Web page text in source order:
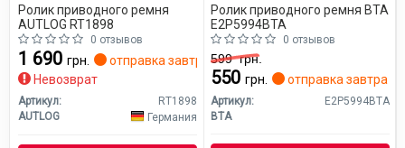
Ролик приводного ремня
AUTLOG RT1898
0 отзывов
1 690 грн.
отправка завтра
Невозврат
Артикул:
RT1898
AUTLOG
Германия
Ролик приводного ремня BTA
E2P5994BTA
0 отзывов
599грн.
550 грн. отправка завтра
Артикул:
E2P5994BTA
BTA